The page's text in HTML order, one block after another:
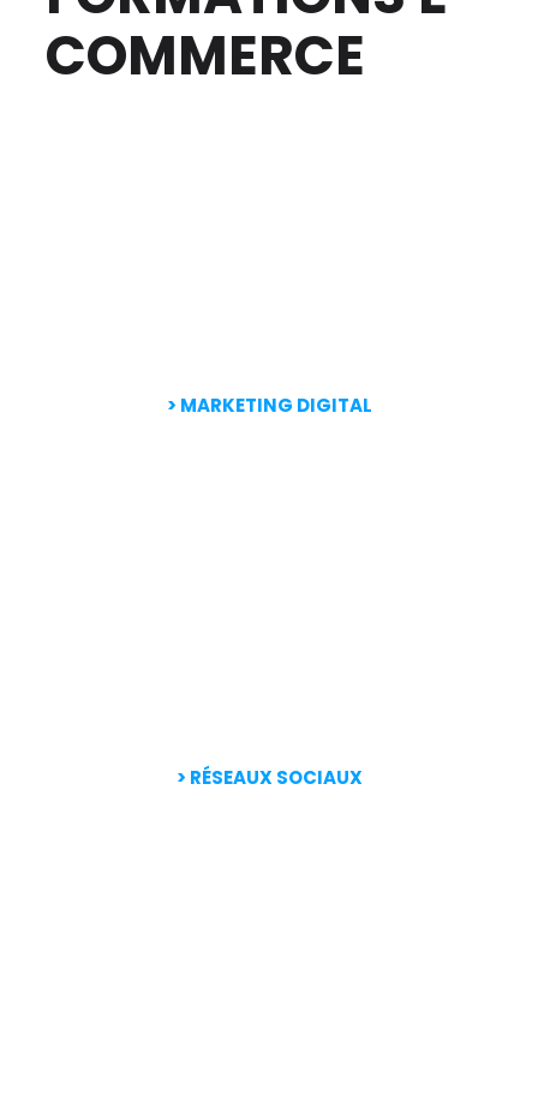
COMMERCE
> MARKETING DIGITAL
> RÉSEAUX SOCIAUX